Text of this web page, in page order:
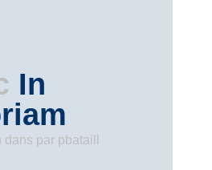
In
dans par pbataill